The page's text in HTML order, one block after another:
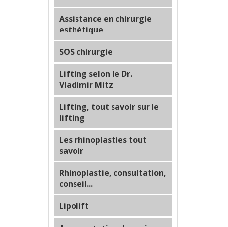
Assistance en chirurgie
esthétique
SOS chirurgie
Lifting selon le Dr.
Vladimir Mitz
Lifting, tout savoir sur le
lifting
Les rhinoplasties tout
savoir
Rhinoplastie, consultation,
conseil...
Lipolift